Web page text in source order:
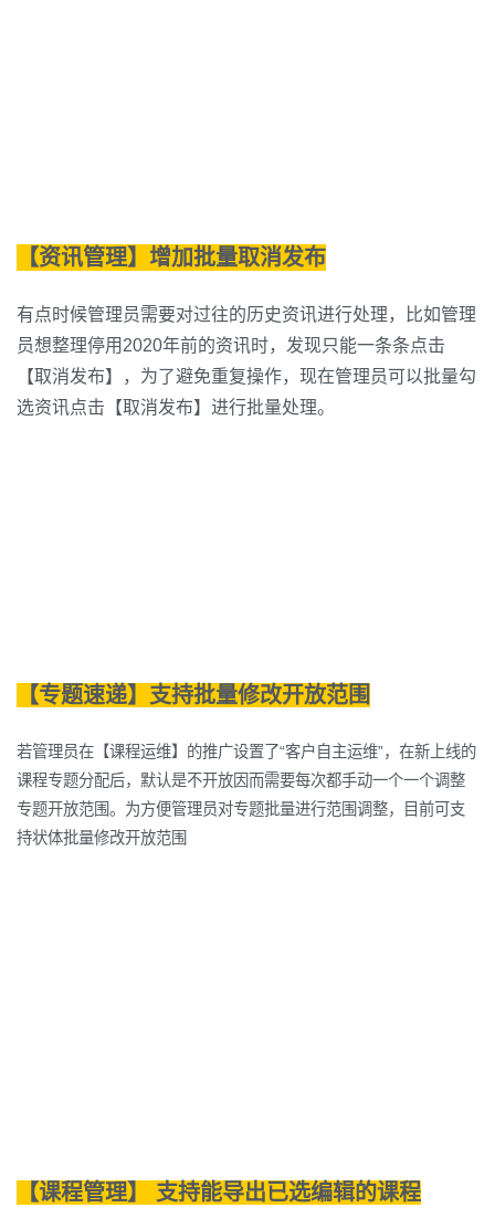
【资讯管理】增加批量取消发布
有点时候管理员需要对过往的历史资讯进行处理，比如管理
员想整理停用2020年前的资讯时，发现只能一条条点击
【取消发布】，为了避免重复操作，现在管理员可以批量勾
选资讯点击【取消发布】进行批量处理。
【专题速递】支持批量修改开放范围
若管理员在【课程运维】的推广设置了“客户自主运维”，在新上线的
课程专题分配后，默认是不开放因而需要每次都手动一个一个调整
专题开放范围。为方便管理员对专题批量进行范围调整，目前可支
持状体批量修改开放范围
【课程管理】 支持能导出已选编辑的课程